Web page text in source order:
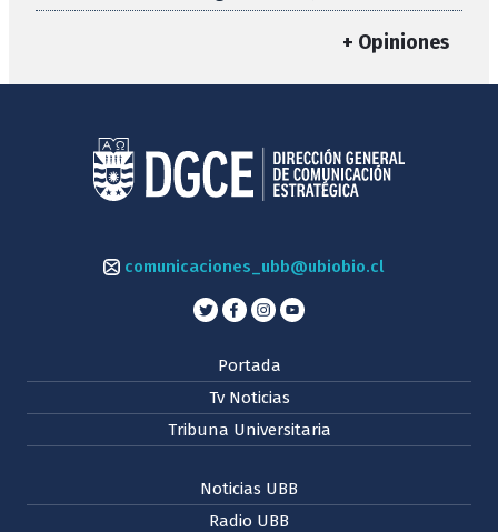
+ Opiniones
comunicaciones_ubb@ubiobio.cl
Portada
Tv Noticias
Tribuna Universitaria
Noticias UBB
Radio UBB